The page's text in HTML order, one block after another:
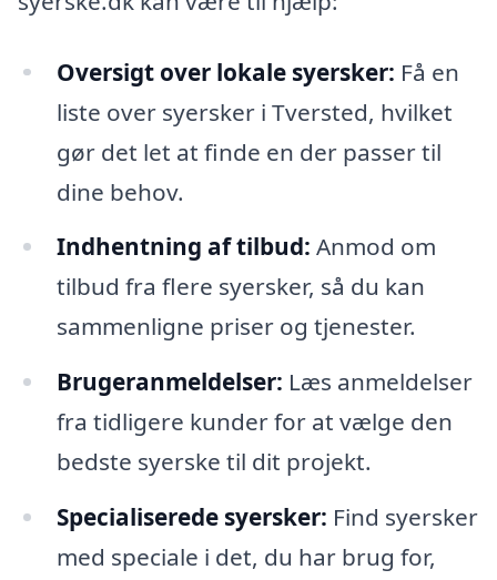
Oversigt over lokale syersker: Få en
liste over syersker i Tversted, hvilket
gør det let at finde en der passer til
dine behov.
Indhentning af tilbud: Anmod om
tilbud fra flere syersker, så du kan
sammenligne priser og tjenester.
Brugeranmeldelser: Læs anmeldelser
fra tidligere kunder for at vælge den
bedste syerske til dit projekt.
Specialiserede syersker: Find syersker
med speciale i det, du har brug for,